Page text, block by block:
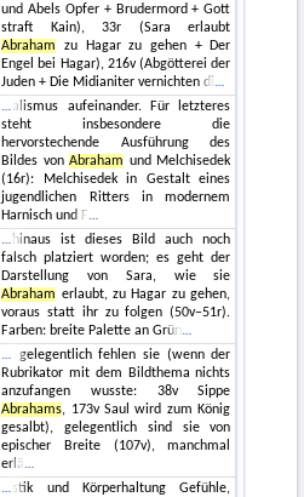
und Abels Opfer + Brudermord + Gott
straft Kain), 33r (Sara erlaubt
Abraham
zu Hagar zu gehen + Der
Engel bei Hagar), 216v (Abgötterei der
Juden + Die Midianiter vernichten di
alismus aufeinander. Für letzteres
steht insbesondere die
hervorstechende Ausführung des
Bildes vonAbraham und Melchisedek
(16r): Melchisedek in Gestalt eines
jugendlichen Ritters in modernem
Harnisch und F
hinaus ist dieses Bild auch noch
falsch platziert worden; es geht der
Darstellung von Sara, wie sie
Abraham erlaubt, zu Hagar zu gehen,
voraus statt ihr zu folgen (50v–51r).
Farben: breite Palette an Grün
gelegentlich fehlen sie (wenn der
Rubrikator mit dem Bildthema nichts
anzufangen wusste: 38v Sippe
Abrahams, 173v Saul wird zum König
gesalbt), gelegentlich sind sie von
epischer Breite (107v), manchmal
erlä
stik und Körperhaltung Gefühle,